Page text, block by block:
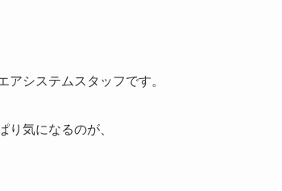
アシステムスタッフです。
り気になるのが、